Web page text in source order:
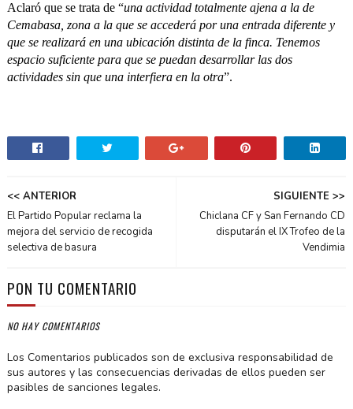
Aclaró que se trata de “una actividad totalmente ajena a la de
Cemabasa, zona a la que se accederá por una entrada diferente y
que se realizará en una ubicación distinta de la finca. Tenemos
espacio suficiente para que se puedan desarrollar las dos
actividades sin que una interfiera en la otra”.
SIGUIENTE >>
Chiclana CF y San Fernando CD
disputarán el IX Trofeo de la
Vendimia
<< ANTERIOR
El Partido Popular reclama la
mejora del servicio de recogida
selectiva de basura
PON TU COMENTARIO
NO HAY COMENTARIOS
Los Comentarios publicados son de exclusiva responsabilidad de
sus autores y las consecuencias derivadas de ellos pueden ser
pasibles de sanciones legales.